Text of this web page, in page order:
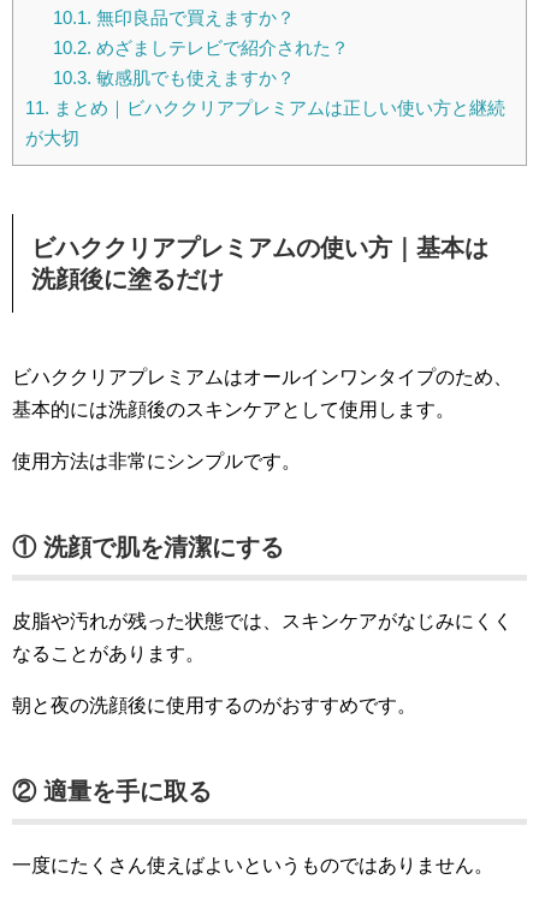
10.1. 無印良品で買えますか？
10.2. めざましテレビで紹介された？
10.3. 敏感肌でも使えますか？
11. まとめ｜ビハククリアプレミアムは正しい使い方と継続
が大切
ビハククリアプレミアムの使い方｜基本は
洗顔後に塗るだけ
ビハククリアプレミアムはオールインワンタイプのため、
基本的には洗顔後のスキンケアとして使用します。
使用方法は非常にシンプルです。
① 洗顔で肌を清潔にする
皮脂や汚れが残った状態では、スキンケアがなじみにくく
なることがあります。
朝と夜の洗顔後に使用するのがおすすめです。
② 適量を手に取る
一度にたくさん使えばよいというものではありません。